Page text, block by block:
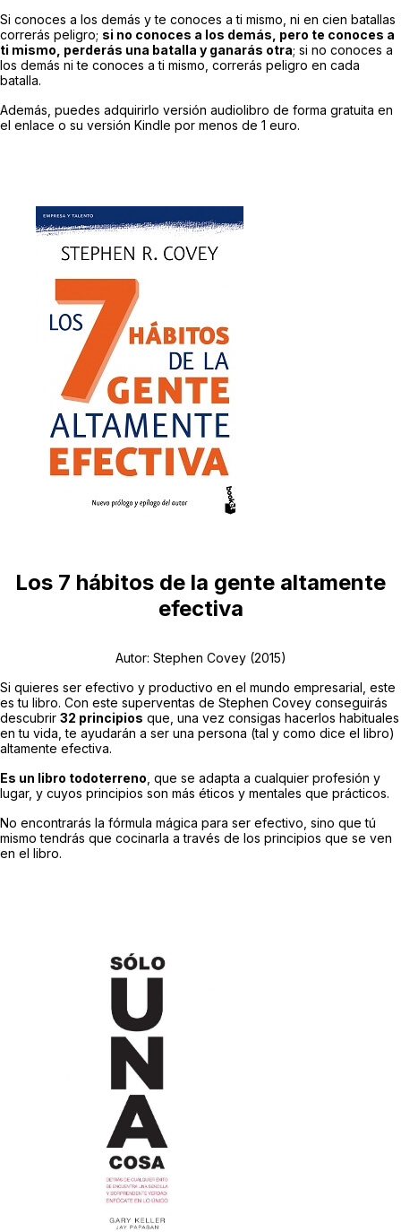
Si conoces a los demás y te conoces a ti mismo, ni en cien batallas
correrás peligro; si no conoces a los demás, pero te conoces a
ti mismo, perderás una batalla y ganarás otra; si no conoces a
los demás ni te conoces a ti mismo, correrás peligro en cada
batalla.
Además, puedes adquirirlo versión audiolibro de forma gratuita en
el enlace o su versión Kindle por menos de 1 euro.
Los 7 hábitos de la gente altamente
efectiva
Autor: Stephen Covey(2015)
Si quieres ser efectivo y productivo en el mundo empresarial, este
es tu libro. Con este superventas de Stephen Covey conseguirás
descubrir 32 principios que, una vez consigas hacerlos habituales
en tu vida, te ayudarán a ser una persona (tal y como dice el libro)
altamente efectiva.
Es un libro todoterreno, que se adapta a cualquier profesión y
lugar, y cuyos principios son más éticos y mentales que prácticos.
No encontrarás la fórmula mágica para ser efectivo, sino que tú
mismo tendrás que cocinarla a través de los principios que se ven
en el libro.